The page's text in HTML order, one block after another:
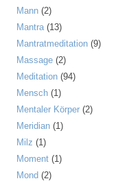
Mann (2)
Mantra(13)
Mantratmeditation (9)
Massage (2)
Meditation (94)
Mensch (1)
Mentaler Körper (2)
Meridian (1)
Milz (1)
Moment (1)
Mond (2)